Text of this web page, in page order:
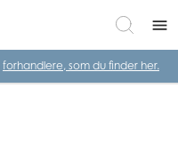
menu
forhandlere, som du finder her.